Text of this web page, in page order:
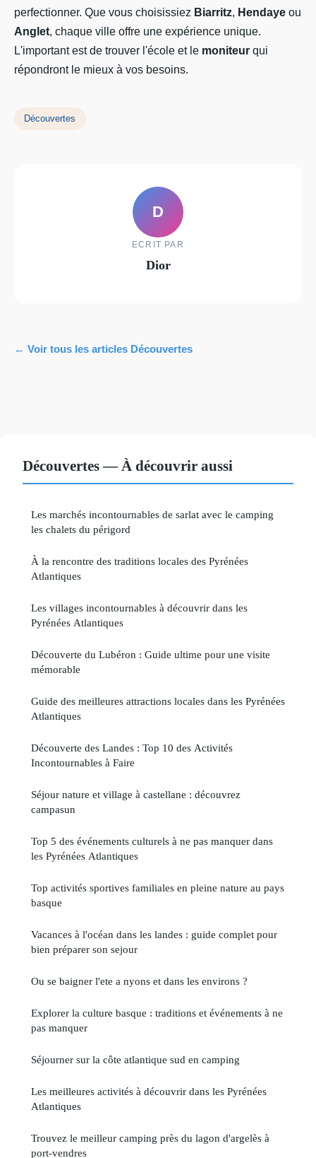
perfectionner. Que vous choisissiez Biarritz, Hendaye ou
Anglet, chaque ville offre une expérience unique.
L'important est de trouver l'école et le moniteur qui
répondront le mieux à vos besoins.
Découvertes
D
ECRIT PAR
Dior
← Voir tous les articles Découvertes
Découvertes — À découvrir aussi
Les marchés incontournables de sarlat avec le camping
les chalets du périgord
À la rencontre des traditions locales des Pyrénées
Atlantiques
Les villages incontournables à découvrir dans les
Pyrénées Atlantiques
Découverte du Lubéron : Guide ultime pour une visite
mémorable
Guide des meilleures attractions locales dans les Pyrénées
Atlantiques
Découverte des Landes : Top 10 des Activités
Incontournables à Faire
Séjour nature et village à castellane : découvrez
campasun
Top 5 des événements culturels à ne pas manquer dans
les Pyrénées Atlantiques
Top activités sportives familiales en pleine nature au pays
basque
Vacances à l'océan dans les landes : guide complet pour
bien préparer son sejour
Ou se baigner l'ete a nyons et dans les environs ?
Explorer la culture basque : traditions et événements à ne
pas manquer
Séjourner sur la côte atlantique sud en camping
Les meilleures activités à découvrir dans les Pyrénées
Atlantiques
Trouvez le meilleur camping près du lagon d'argelès à
port-vendres